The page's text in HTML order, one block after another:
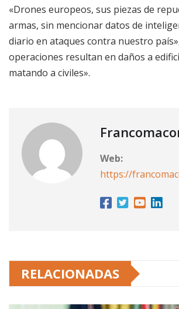
«Drones europeos, sus piezas de
armas, sin mencionar datos de
diario en ataques contra nuestro
operaciones resultan en daños a
matando a civiles».
Web:
https://
RELACIONADAS